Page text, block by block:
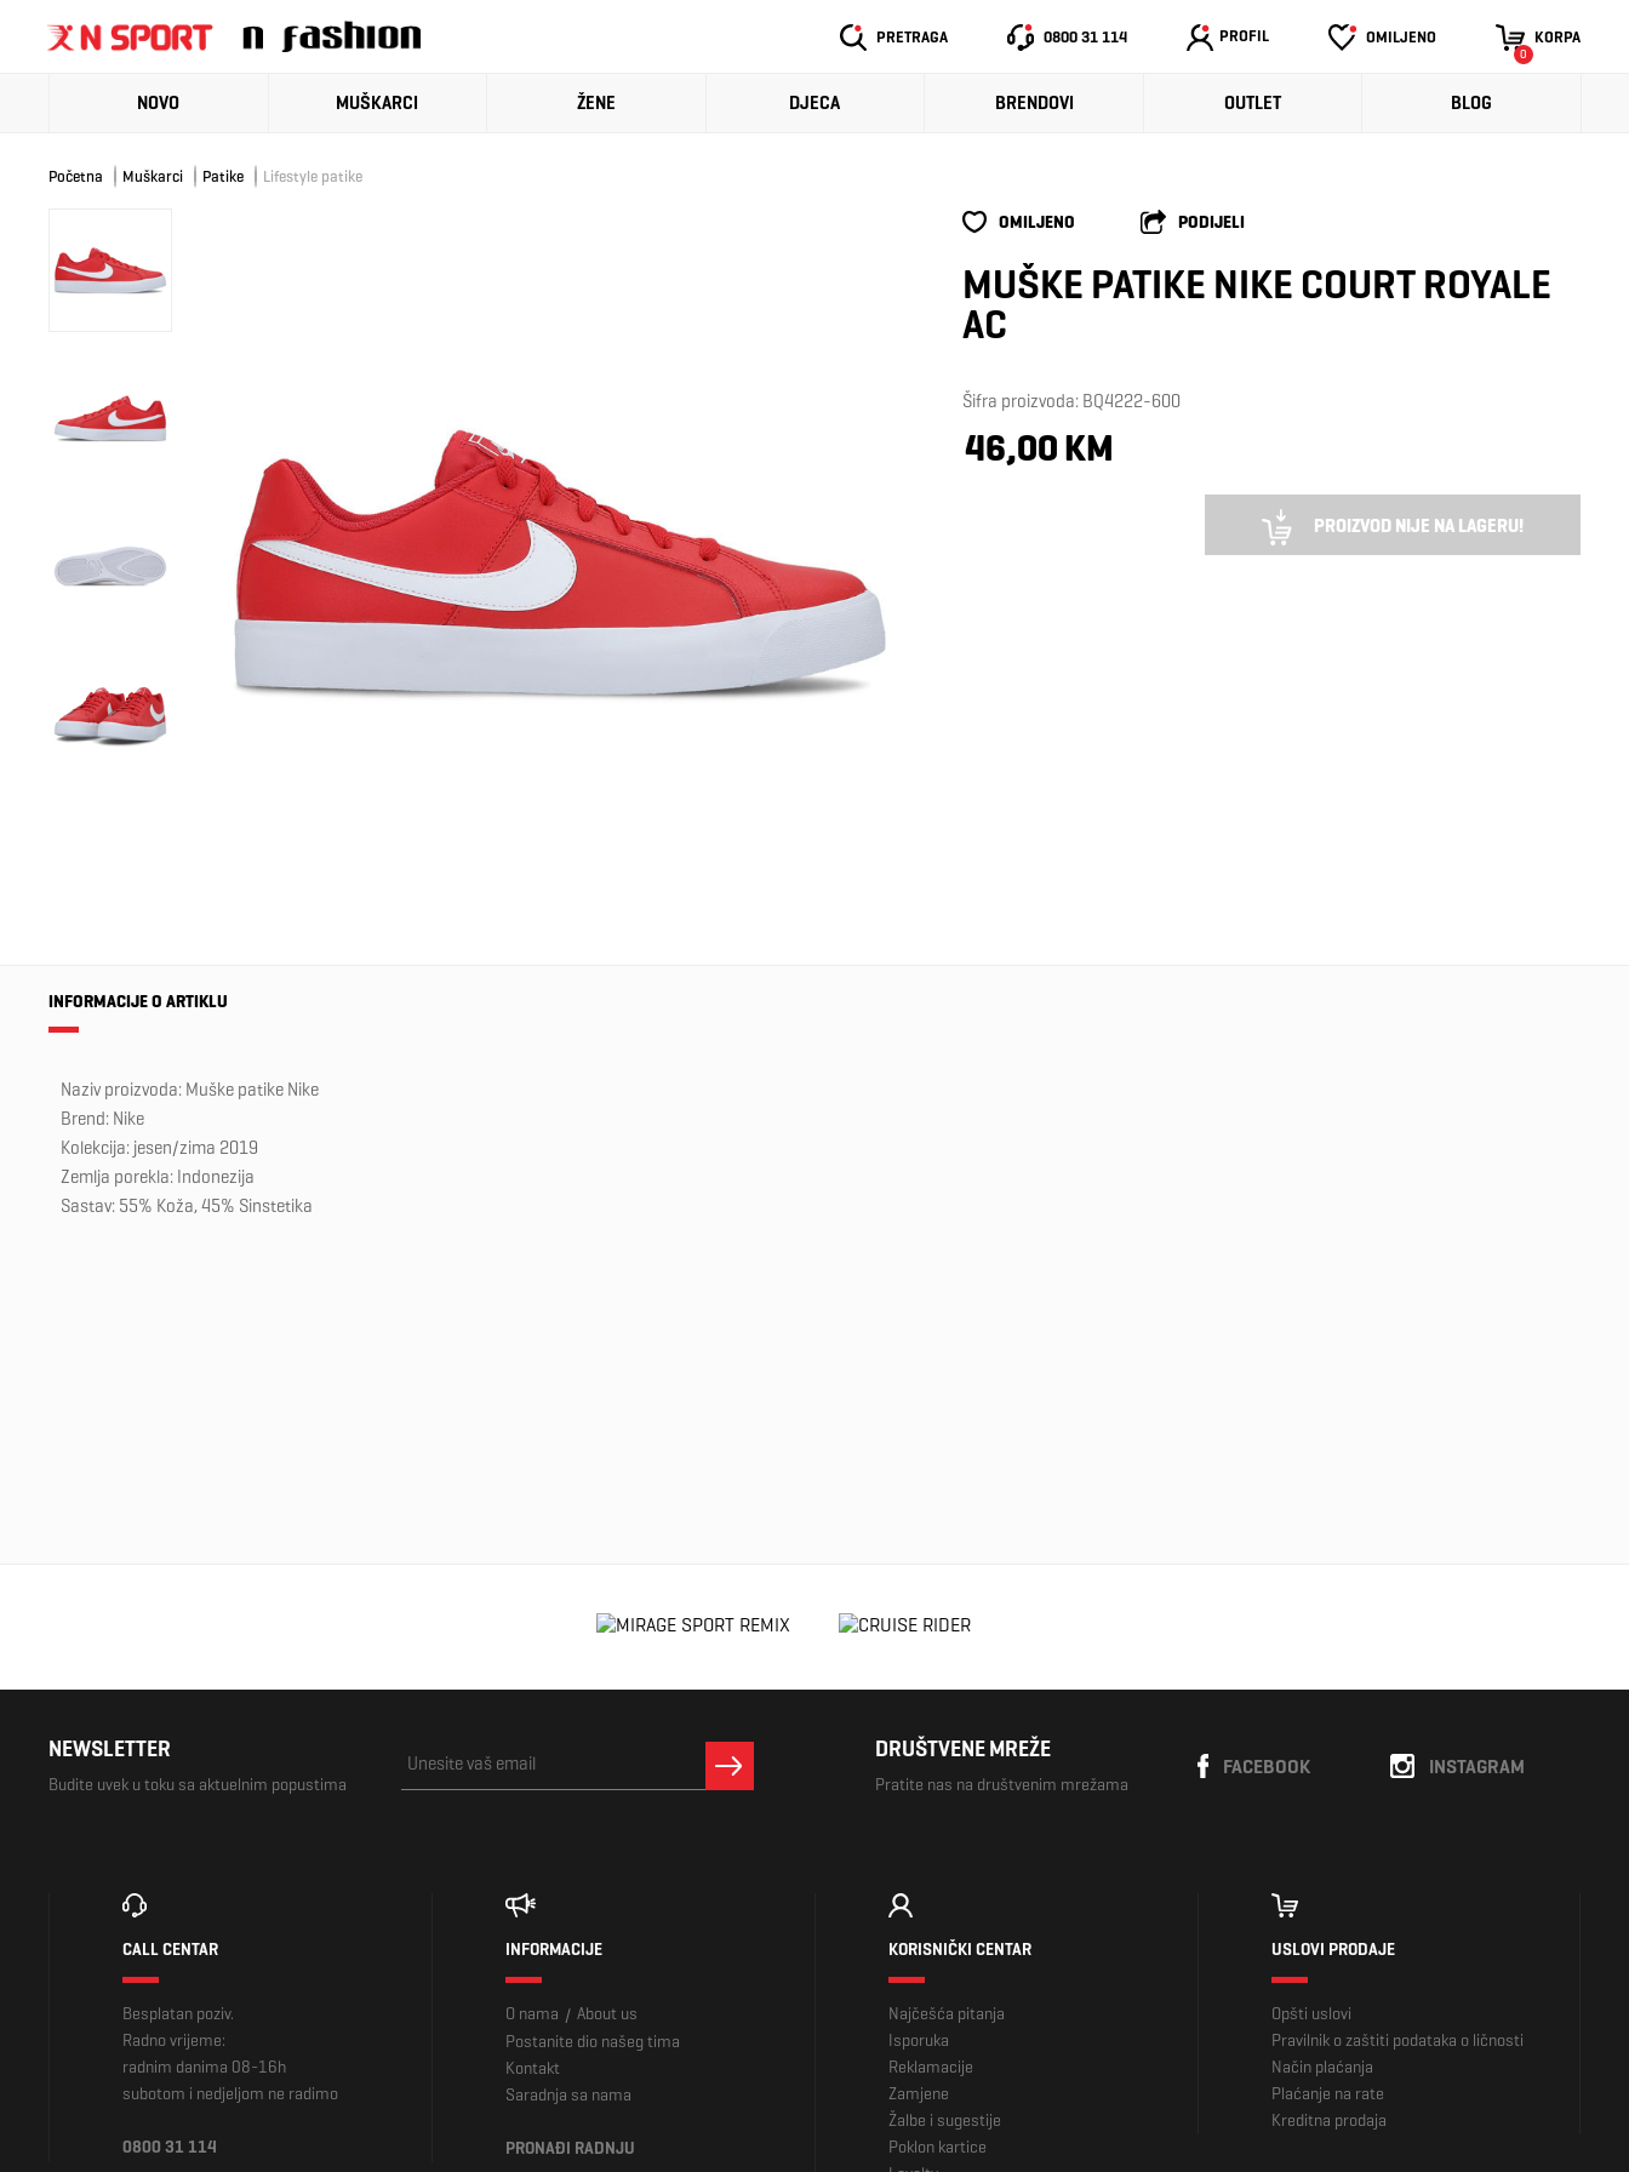
PRETRAGA 0800 31 114 PROFIL OMILJENO KORPA
0
NOVO MUŠKARCI ŽENE DJECA BRENDOVI OUTLET BLOG
Početna Muškarci Patike Lifestyle patike
OMILJENO PODIJELI
MUŠKE PATIKE NIKE COURT ROYALE
AC
Šifra proizvoda: BQ4222-600
46,00 KM
PROIZVOD NIJE NA LAGERU!
INFORMACIJE O ARTIKLU
Naziv proizvoda: Muške patike Nike
Brend: Nike
Kolekcija: jesen/zima 2019
Zemlja porekla: Indonezija
Sastav: 55% Koža, 45% Sinstetika
NEWSLETTER
Budite uvek u toku sa aktuelnim popustima
DRUŠTVENE MREŽE
Pratite nas na društvenim mrežama
INSTAGRAM
FACEBOOK
CALL CENTAR
Besplatan poziv.
Radno vrijeme:
radnim danima 08-16h
subotom i nedjeljom ne radimo
0800 31 114
INFORMACIJE
O nama / About us
Postanite dio našeg tima
Kontakt
Saradnja sa nama
PRONAĐI RADNJU
KORISNIČKI CENTAR
Najčešća pitanja
Isporuka
Reklamacije
Zamjene
Žalbe i sugestije
Poklon kartice
USLOVI PRODAJE
Opšti uslovi
Pravilnik o zaštiti podataka o ličnosti
Način plaćanja
Plaćanje na rate
Kreditna prodaja